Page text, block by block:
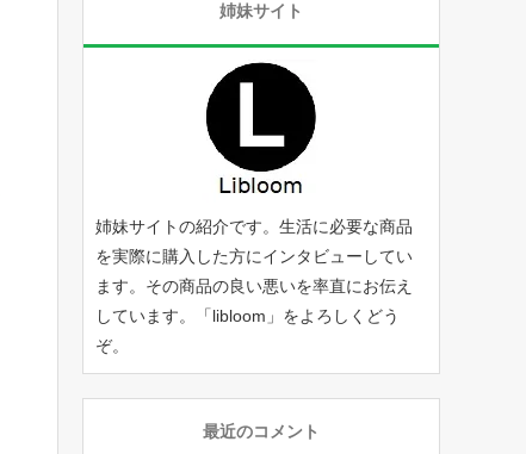
姉妹サイト
姉妹サイトの紹介です。生活に必要な商品
を実際に購入した方にインタビューしてい
ます。その商品の良い悪いを率直にお伝え
しています。「libloom 」をよろしくどう
ぞ。
最近のコメント